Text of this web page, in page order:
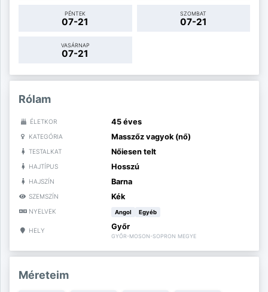
PÉNTEK
07-21
SZOMBAT
07-21
VASÁRNAP
07-21
Rólam
ÉLETKOR 45 éves
KATEGÓRIA Masszőz vagyok (nő)
TESTALKAT Nőiesen telt
HAJTÍPUS Hosszú
HAJSZÍN Barna
SZEMSZÍN Kék
NYELVEK Angol Egyéb
HELY Győr
GYŐR-MOSON-SOPRON MEGYE
Méreteim